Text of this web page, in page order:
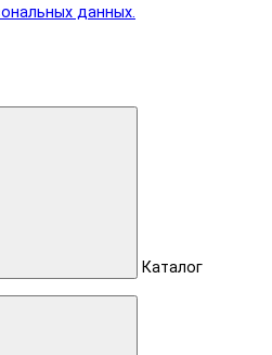
данных.
Каталог